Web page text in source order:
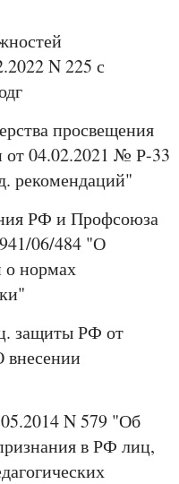
N 225 с
просвещения
от 04.02.2021 № Р-33
рекомендаций"
РФ и Профсоюза
06/484 "О
нормах
защиты РФ от
N 579 "Об
в РФ лиц,